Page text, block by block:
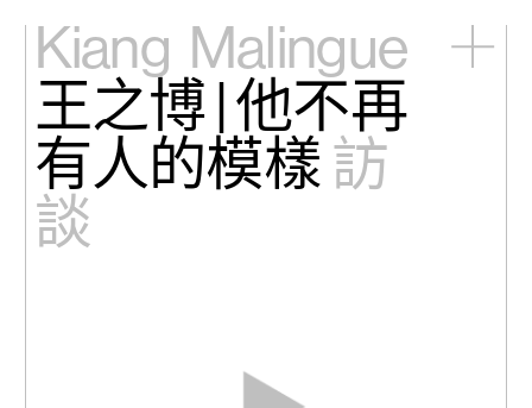
Kiang Malingue
主頁
展覽
藝術家
視頻
新訊
關於我們
王之博 | 他不再
有人的模樣 訪
談